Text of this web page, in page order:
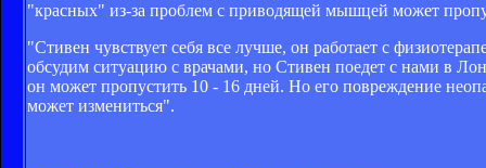
"красных" из-за проблем с приводящей мышцей может
"Стивен чувствует себя все лучше, он работает с
обсудим ситуацию с врачами, но Стивен поедет с нами в
он может пропустить 10 - 16 дней. Но его повреждение
может измениться".